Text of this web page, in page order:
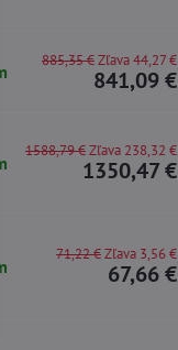
841,09 €
885,35 €Zľava 44,27 €
1350,47 €
1588,79 €Zľava 238,32 €
67,66 €
71,22 €Zľava 3,56 €